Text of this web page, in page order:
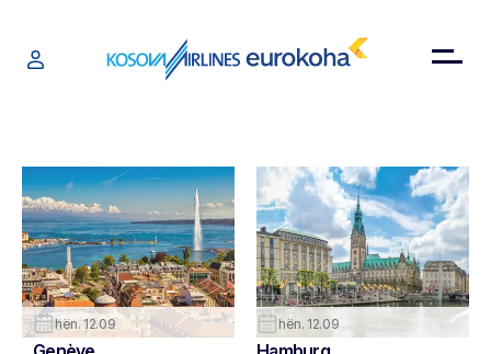
hën. 12.09 hën. 12.09